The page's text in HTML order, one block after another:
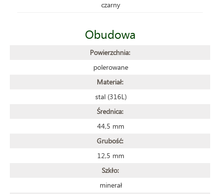
czarny
Obudowa
Powierzchnia:
polerowane
Materiał:
stal (316L)
Średnica:
44,5 mm
Grubość:
12,5 mm
Szkło:
minerał